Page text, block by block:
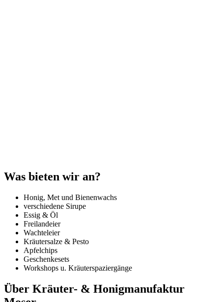
Was bieten wir an?
Honig, Met und Bienenwachs
verschiedene Sirupe
Essig & Öl
Freilandeier
Wachteleier
Kräutersalze & Pesto
Apfelchips
Geschenkesets
Workshops u. Kräuterspaziergänge
Über Kräuter- & Honigmanufaktur